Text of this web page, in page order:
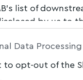
list of
by us to
Data
to opt-out of the